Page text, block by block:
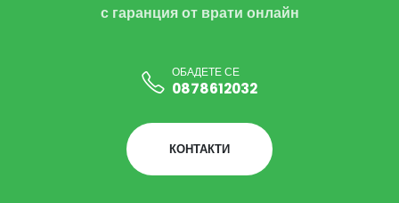
с гаранция от врати онлайн
ОБАДЕТЕ СЕ
0878612032
КОНТАКТИ